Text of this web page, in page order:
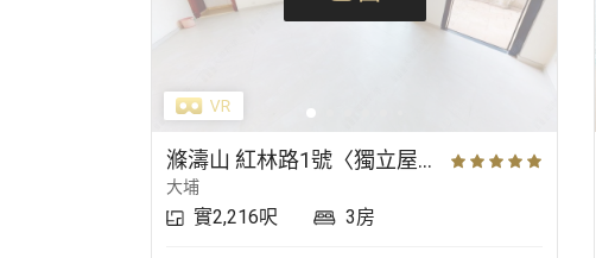
滌濤山 紅林路1號〈獨立屋〉
大埔
實2,216呎 3房